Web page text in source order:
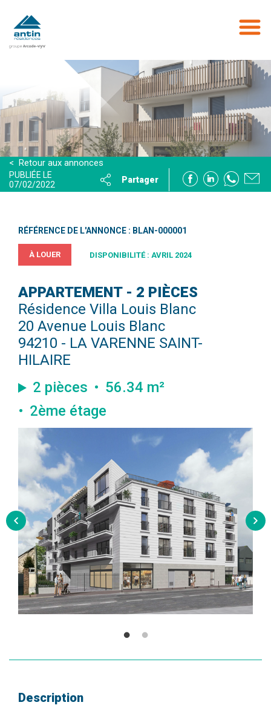
contenu
principal
< Retour aux annonces
PUBLIÉE LE
07/02/2022
Partager
RÉFÉRENCE DE L'ANNONCE : BLAN-000001
À LOUER DISPONIBILITÉ : AVRIL 2024
APPARTEMENT - 2 PIÈCES
Résidence Villa Louis Blanc
20 Avenue Louis Blanc
94210 - LA VARENNE SAINT-
HILAIRE
2 pièces
56.34 m²
2ème étage
Description